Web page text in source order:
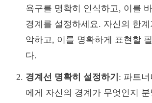
욕구를 명확히 인식하고, 이를
경계를 설정하세요. 자신의 한
악하고, 이를 명확하게 표현할
다.
경계선 명확히 설정하기 : 파트
에게 자신의 경계가 무엇인지